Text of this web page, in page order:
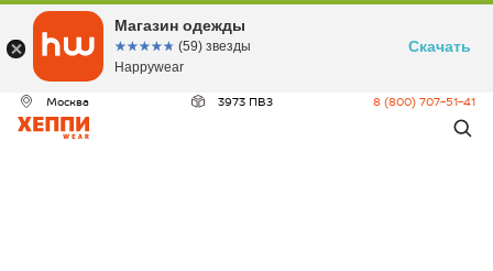
Москва 3973 ПВЗ 8 (800) 707-51-41
Магазин одежды
☆☆☆☆☆
★★★★★ (59) звезды
Happywear
Скачать